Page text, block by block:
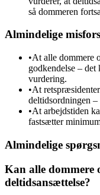
så dommeren
Almindelige
•At alle dommere
godkendelse –
vurdering.
•At
deltidsordningen
•At arbejdstiden
fastsætter
Almindelige
Kan alle dommere
deltidsansættelse?